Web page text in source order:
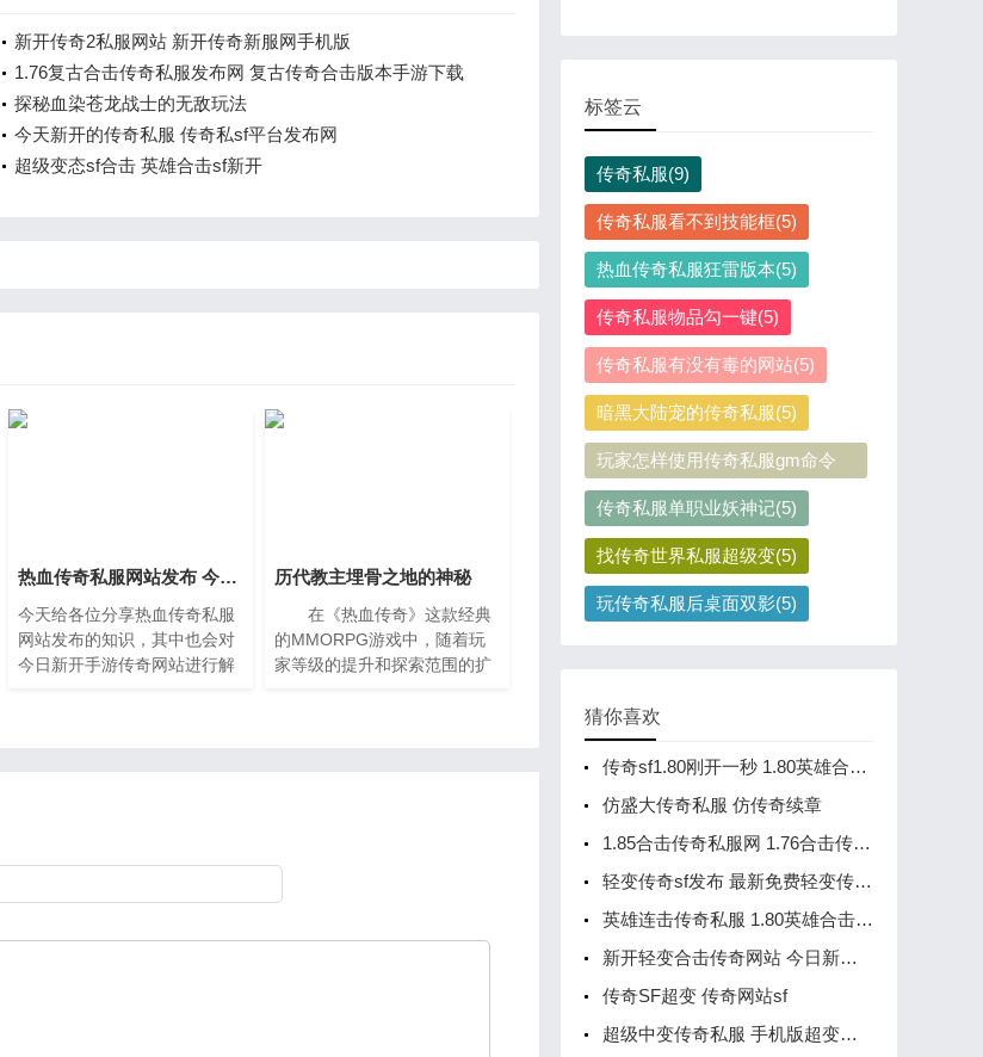
新开传奇2私服网站 新开传奇新服网手机版
1.76复古合击传奇私服发布网 复古传奇合击版本手游下载
探秘血染苍龙战士的无敌玩法
今天新开的传奇私服 传奇私sf平台发布网
超级变态sf合击 英雄合击sf新开
热血传奇私服网站发布 今日新开手游传奇网站
今天给各位分享热血传奇私服
网站发布的知识，其中也会对
今日新开手游传奇网站进行解
历代教主埋骨之地的神秘
在《热血传奇》这款经典
的MMORPG游戏中，随着玩
家等级的提升和探索范围的扩
标签云
传奇私服(9)
传奇私服看不到技能框(5)
热血传奇私服狂雷版本(5)
传奇私服物品勾一键(5)
传奇私服有没有毒的网站(5)
暗黑大陆宠的传奇私服(5)
玩家怎样使用传奇私服gm命令
(5)
传奇私服单职业妖神记(5)
找传奇世界私服超级变(5)
玩传奇私服后桌面双影(5)
猜你喜欢
传奇sf1.80刚开一秒 1.80英雄合击手游
仿盛大传奇私服 仿传奇续章
1.85合击传奇私服网 1.76合击传奇发布网站
轻变传奇sf发布 最新免费轻变传奇手游
英雄连击传奇私服 1.80英雄合击传奇手机版
新开轻变合击传奇网站 今日新开手游传奇网站
传奇SF超变 传奇网站sf
超级中变传奇私服 手机版超变传奇